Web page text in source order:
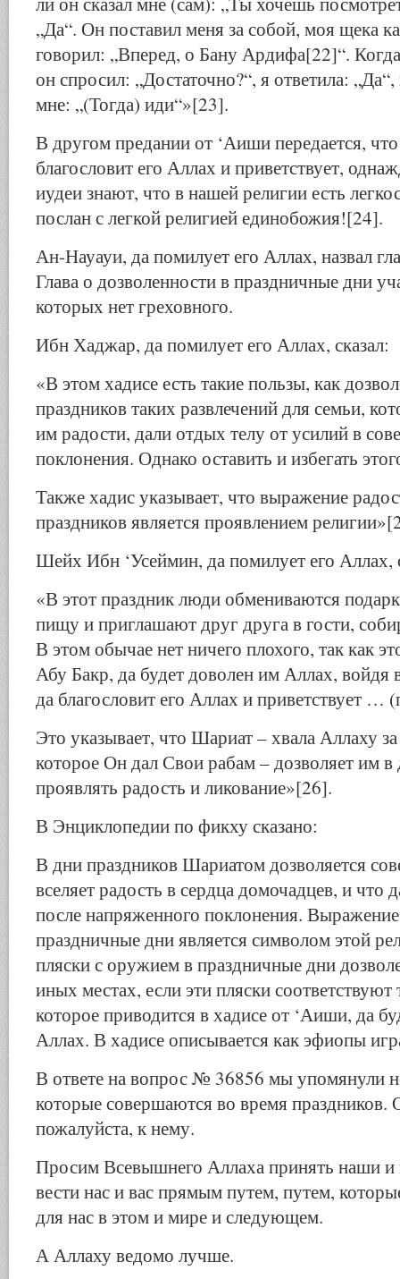
„Да“. Он поставил меня за собой, моя щека
говорил: „Вперед, о Бану Ардифа[22]“.
он спросил: „Достаточно?“, я ответила: „Да“,
мне: „(Тогда) иди“»[23].
В другом предании от ‘Аиши передается,
благословит его Аллах и приветствует,
иудеи знают, что в нашей религии есть
послан с легкой религией единобожия![24].
Ан-Науауи, да помилует его Аллах, назвал
Глава о дозволенности в праздничные дни
которых нет греховного.
Ибн Хаджар, да помилует его Аллах, сказал:
«В этом хадисе есть такие пользы, как
праздников таких развлечений для семьи,
им радости, дали отдых телу от усилий в
поклонения. Однако оставить и избегать
Также хадис указывает, что выражение
праздников является проявлением
Шейх Ибн ‘Усеймин, да помилует его Аллах,
«В этот праздник люди обмениваются
пищу и приглашают друг друга в гости,
В этом обычае нет ничего плохого, так как
Абу Бакр, да будет доволен им Аллах, войдя
да благословит его Аллах и приветствует …
Это указывает, что Шариат – хвала Аллаху
которое Он дал Свои рабам – дозволяет им в
проявлять радость и ликование»[26].
В Энциклопедии по фикху сказано:
В дни праздников Шариатом дозволяется
вселяет радость в сердца домочадцев, и что
после напряженного поклонения.
праздничные дни является символом этой
пляски с оружием в праздничные дни
иных местах, если эти пляски
которое приводится в хадисе от ‘Аиши, да
Аллах. В хадисе описывается как эфиопы
В ответе на вопрос № 36856 мы упомянули
которые совершаются во время праздников.
пожалуйста, к нему.
Просим Всевышнего Аллаха принять наши и
вести нас и вас прямым путем, путем,
для нас в этом и мире и следующем.
А Аллаху ведомо лучше.